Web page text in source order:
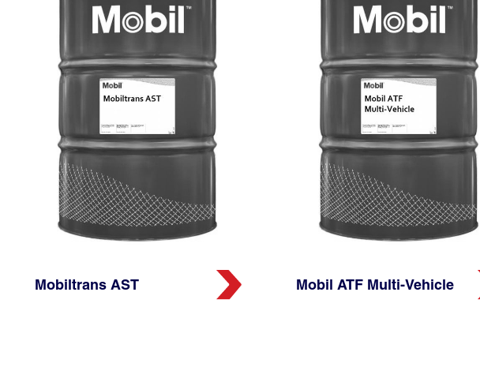
Mobiltrans AST Mobil ATF Multi-Vehicle